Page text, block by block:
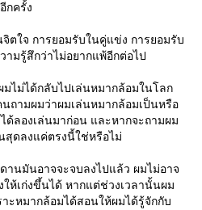
กครั้ง
ตใจ การยอมรับในคู่แข่ง การยอมรับ
ามรู้สึกว่าไม่อยากแพ้อีกต่อไป
ไม่ได้กลับไปเล่นหมากล้อมในโลก
นถามผมว่าผมเล่นหมากล้อมเป็นหรือ
ด้ลองเล่นมาก่อน และหากจะถามผม
สุดลงแค่ตรงนี้ใช่หรือไม่
านมันอาจจะจบลงไปแล้ว ผมไม่อาจ
ห้เก่งขึ้นได้ หากแต่ช่วงเวลานั้นผม
ะหมากล้อมได้สอนให้ผมได้รู้จักกับ